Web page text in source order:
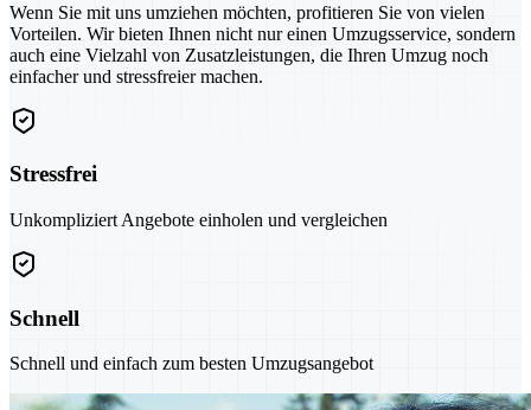
Wenn Sie mit uns umziehen möchten, profitieren Sie von vielen
Vorteilen. Wir bieten Ihnen nicht nur einen Umzugsservice, sondern
auch eine Vielzahl von Zusatzleistungen, die Ihren Umzug noch
einfacher und stressfreier machen.
Stressfrei
Unkompliziert Angebote einholen und vergleichen
Schnell
Schnell und einfach zum besten Umzugsangebot